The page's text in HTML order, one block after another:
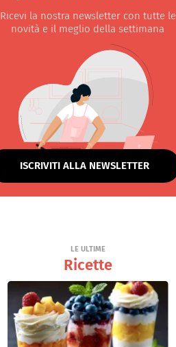
Ricevi la nostra newsletter con tutte le
novità e il meglio della settimana
ISCRIVITI ALLA NEWSLETTER
LE ULTIME
Ricette